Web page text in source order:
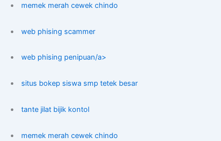
memek merah cewek chindo
web phising scammer
web phising penipuan/a>
situs bokep siswa smp tetek besar
tante jilat bijik kontol
memek merah cewek chindo